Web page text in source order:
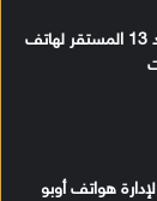
تحميل تحديث MIUI 14 وأندرويد 13 المستقر لهاتف
تحميل برنامج Oppo PC Suite لإدارة هواتف أوبو